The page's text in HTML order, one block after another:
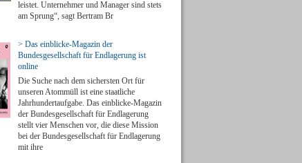
leistet. Unternehmer und Manager sind stets
am Sprung“, sagt Bertram Br
> Das einblicke-Magazin der
Bundesgesellschaft für Endlagerung ist
online
Die Suche nach dem sichersten Ort für
unseren Atommüll ist eine staatliche
Jahrhundertaufgabe. Das einblicke-Magazin
der Bundesgesellschaft für Endlagerung
stellt vier Menschen vor, die diese Mission
bei der Bundesgesellschaft für Endlagerung
mit ihre